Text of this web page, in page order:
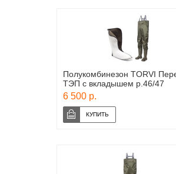
Полукомбинезон TORVI
ТЭП с вкладышем р.46/47
6 500 р.